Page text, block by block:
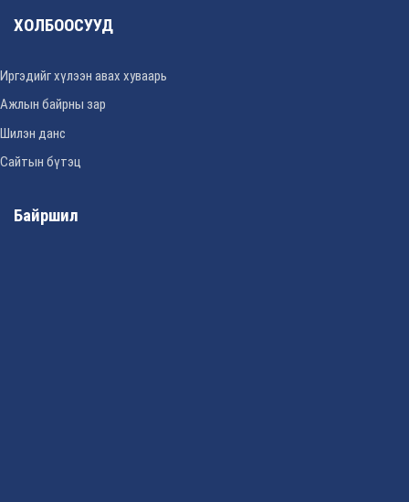
ХОЛБООСУУД
Иргэдийг хүлээн авах хуваарь
Ажлын байрны зар
Шилэн данс
Сайтын бүтэц
Байршил